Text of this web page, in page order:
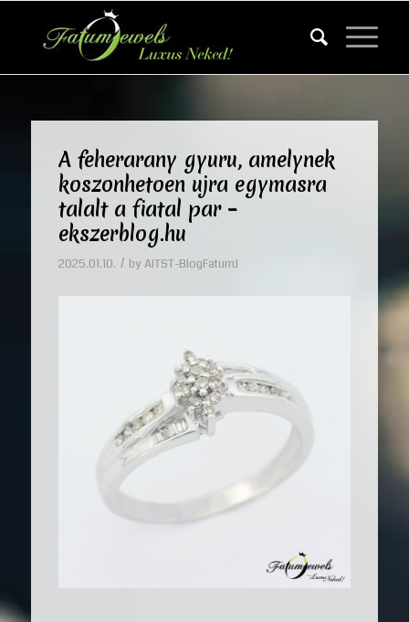
A feherarany gyuru, amelynek
koszonhetoen ujra egymasra
talalt a fiatal par –
ekszerblog.hu
2025.01.10. / by AITST-BlogFatumJ